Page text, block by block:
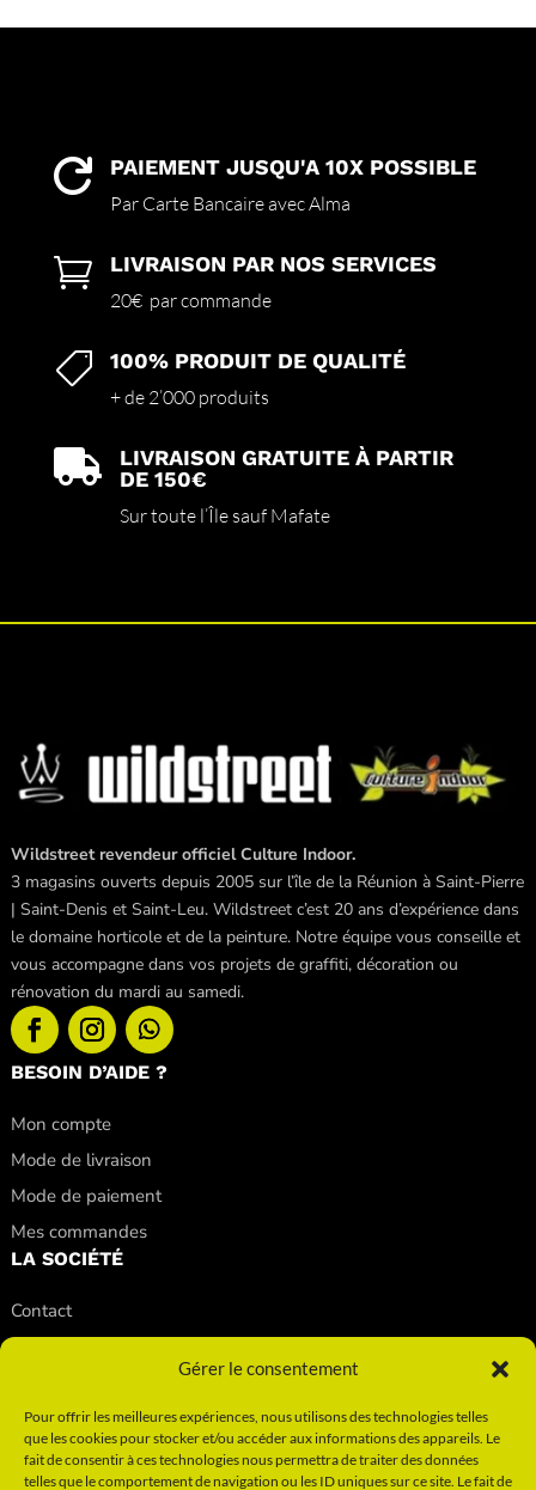
Gérer le consentement
Pour offrir les meilleures expériences, nous utilisons des technologies telles
que les cookies pour stocker et/ou accéder aux informations des appareils. Le
fait de consentir à ces technologies nous permettra de traiter des données
telles que le comportement de navigation ou les ID uniques sur ce site. Le fait de
 PAIEMENT JUSQU'A 10X POSSIBLE
Par Carte Bancaire avec Alma
 LIVRAISON PAR NOS SERVICES
20€ par commande
 100% PRODUIT DE QUALITÉ
+ de 2’000 produits

LIVRAISON GRATUITE À PARTIR
DE 150€
Sur toute l’Île sauf Mafate
Wildstreet revendeur officiel Culture Indoor.
3 magasins ouverts depuis 2005 sur l’île de la Réunion à Saint-Pierre
| Saint-Denis et Saint-Leu. Wildstreet c’est 20 ans d’expérience dans
le domaine horticole et de la peinture. Notre équipe vous conseille et
vous accompagne dans vos projets de graffiti, décoration ou
rénovation du mardi au samedi.
BESOIN D’AIDE ?
Mon compte
Mode de livraison
Mode de paiement
Mes commandes
LA SOCIÉTÉ
Contact
Qui sommes-nous ?
INFORMATIONS